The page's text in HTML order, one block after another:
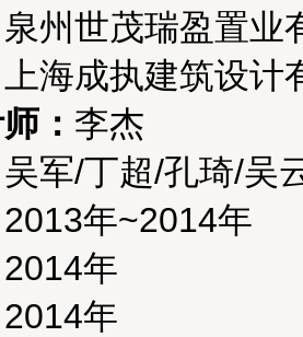
泉州世茂瑞盈置业
上海成执建筑设计
： 李杰
吴军/丁超/孔琦/吴
2013年~2014年
2014年
2014年